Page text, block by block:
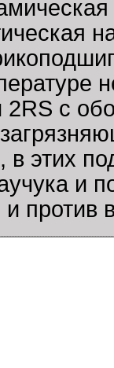
2RS с
в этих
и
против